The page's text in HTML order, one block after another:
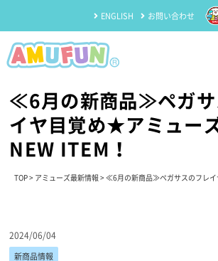
ENGLISH お問い合わせ
≪6月の新商品≫ペガサ
イヤ目覚め★アミュー
NEW ITEM！
TOP> アミューズ最新情報> ≪6月の新商品≫ペガサスのフレイ
2024/06/04
新商品情報